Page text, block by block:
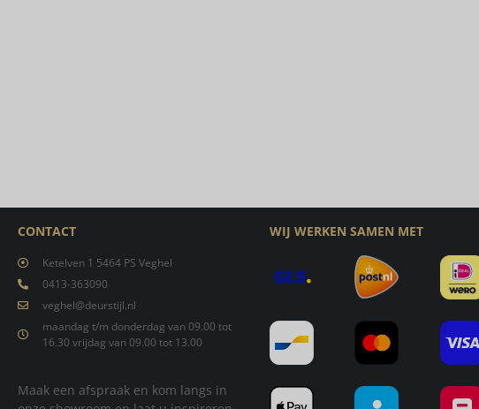
CONTACT
Ketelven 1 5464 PS Veghel
0413-363090
veghel@deurstijl.nl
maandag t/m donderdag van 09.00 tot
16.30 vrijdag van 09.00 tot 13.00
Maak een afspraak en kom langs in
WIJ WERKEN SAMEN MET